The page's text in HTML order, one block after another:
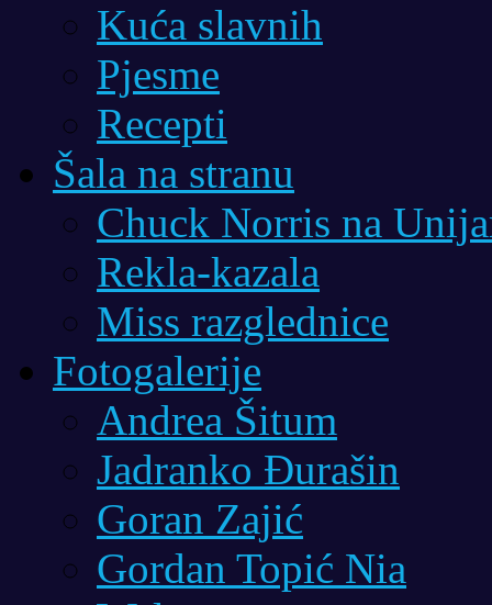
Kuća slavnih
Pjesme
Recepti
Šala na stranu
Chuck Norris na
Rekla-kazala
Miss razglednice
Fotogalerije
Andrea Šitum
Jadranko Đurašin
Goran Zajić
Gordan Topić Nia